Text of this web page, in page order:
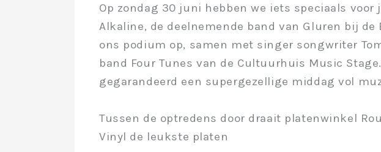
Op zondag 30 juni hebben we iets speciaals
Alkaline, de deelnemende band van Gluren bij de
ons podium op, samen met singer songwriter
band Four Tunes van de Cultuurhuis Music
gegarandeerd een supergezellige middag vol
Tussen de optredens door draait platenwinkel
Vinyl de leukste platen